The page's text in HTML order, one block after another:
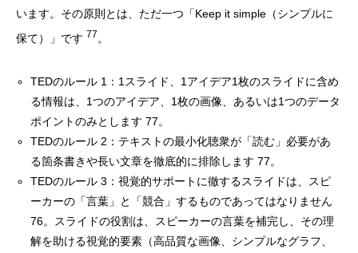
います。その原則とは、ただ一つ「Keep it simple（シンプルに
保て）」です 77 。
TEDのルール 1：1スライド、1アイデア1枚のスライドに含め
る情報は、1つのアイデア、1枚の画像、あるいは1つのデータ
ポイントのみとします 77。
TEDのルール 2：テキストの最小化聴衆が「読む」必要があ
る箇条書きや長い文章を徹底的に排除します 77。
TEDのルール 3：視覚的サポートに徹するスライドは、スピ
ーカーの「言葉」と「競合」するものであってはなりません
76。スライドの役割は、スピーカーの言葉を補完し、その理
解を助ける視覚的要素（高品質な画像、シンプルなグラフ、